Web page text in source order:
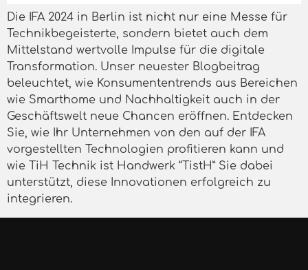
Die IFA 2024 in Berlin ist nicht nur eine Messe für
Technikbegeisterte, sondern bietet auch dem
Mittelstand wertvolle Impulse für die digitale
Transformation. Unser neuester Blogbeitrag
beleuchtet, wie Konsumententrends aus Bereichen
wie Smarthome und Nachhaltigkeit auch in der
Geschäftswelt neue Chancen eröffnen. Entdecken
Sie, wie Ihr Unternehmen von den auf der IFA
vorgestellten Technologien profitieren kann und
wie TiH Technik ist Handwerk “TistH” Sie dabei
unterstützt, diese Innovationen erfolgreich zu
integrieren.